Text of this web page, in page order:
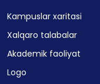
Kampuslar xaritasi
Xalqaro talabalar
Akademik faoliyat
Logo